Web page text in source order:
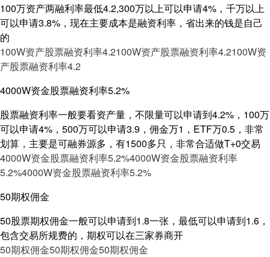
100万资产两融利率最低4.2,300万以上可以申请4%，千万以上
可以申请3.8%，现在主要成本是融资利率，省出来的钱是自己
的
100W资产股票融资利率4.2100W资产股票融资利率4.2100W资
产股票融资利率4.2
4000W资金股票融资利率5.2%
股票融资利率一般要看资产量，不限量可以申请到4.2%，100万
可以申请4%，500万可以申请3.9，佣金万1，ETF万0.5，非常
划算，主要是可融券源多，有1500多只，非常合适做T+0交易
4000W资金股票融资利率5.2%4000W资金股票融资利率
5.2%4000W资金股票融资利率5.2%
50期权佣金
50股票期权佣金一般可以申请到1.8一张，最低可以申请到1.6，
包含交易所规费的，期权可以在三家券商开
50期权佣金50期权佣金50期权佣金